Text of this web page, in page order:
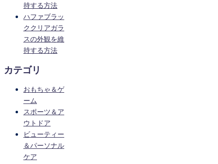
持する方法
ハファブラッ
ククリアガラ
スの外観を維
持する方法
カテゴリ
おもちゃ＆ゲ
ーム
スポーツ＆ア
ウトドア
ビューティー
＆パーソナル
ケア